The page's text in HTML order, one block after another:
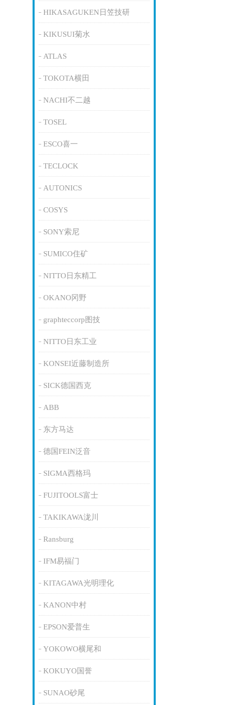
HIKASAGUKEN日笠技研
KIKUSUI菊水
ATLAS
TOKOTA横田
NACHI不二越
TOSEL
ESCO喜一
TECLOCK
AUTONICS
COSYS
SONY索尼
SUMICO住矿
NITTO日东精工
OKANO冈野
graphteccorp图技
NITTO日东工业
KONSEI近藤制造所
SICK德国西克
ABB
东方马达
德国FEIN泛音
SIGMA西格玛
FUJITOOLS富士
TAKIKAWA泷川
Ransburg
IFM易福门
KITAGAWA光明理化
KANON中村
EPSON爱普生
YOKOWO横尾和
KOKUYO国誉
SUNAO砂尾